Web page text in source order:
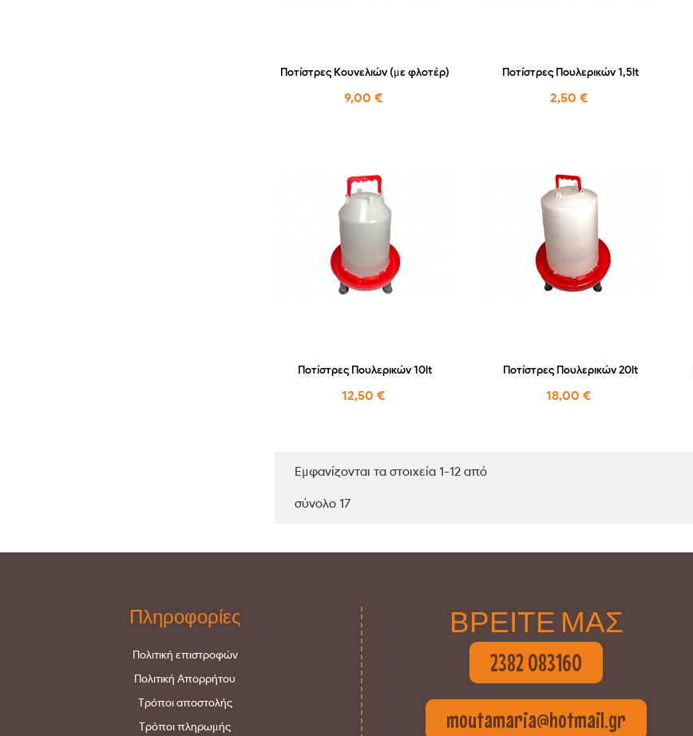
Ποτίστρες Κουνελιών (με φλοτέρ)
9,00 €
Ποτίστρες Πουλερικών 1,5lt
2,50 €
Ποτίστρες Πουλερικών 10lt
12,50 €
Ποτίστρες Πουλερικών 20lt
18,00 €
Εμφανίζονται τα στοιχεία 1-12 από
σύνολο 17
Πληροφορίες
Πολιτική επιστροφών
Πολιτική Απορρήτου
Τρόποι αποστολής
Τρόποι πληρωμής
ΒΡΕΙΤΕ ΜΑΣ
2382 083160
moutamaria@hotmail.gr